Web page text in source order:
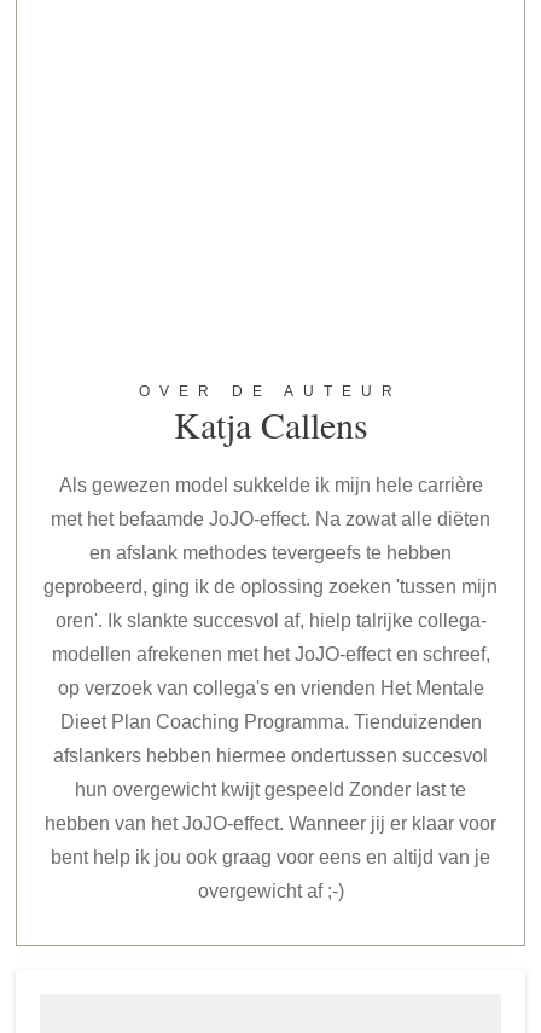
OVER DE AUTEUR
Katja Callens
Als gewezen model sukkelde ik mijn hele carrière
met het befaamde JoJO-effect. Na zowat alle diëten
en afslank methodes tevergeefs te hebben
geprobeerd, ging ik de oplossing zoeken 'tussen mijn
oren'. Ik slankte succesvol af, hielp talrijke collega-
modellen afrekenen met het JoJO-effect en schreef,
op verzoek van collega's en vrienden Het Mentale
Dieet Plan Coaching Programma. Tienduizenden
afslankers hebben hiermee ondertussen succesvol
hun overgewicht kwijt gespeeld Zonder last te
hebben van het JoJO-effect. Wanneer jij er klaar voor
bent help ik jou ook graag voor eens en altijd van je
overgewicht af ;-)